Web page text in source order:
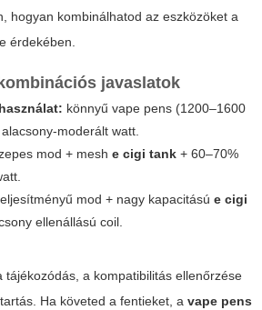
hogyan kombinálhatod az eszközöket a
érdekében.
javaslatok
könnyű vape pens (1200–1600
moderált watt.
mod + mesh e cigi tank + 60–70%
mod + nagy kapacitású e cigi
ellenállású coil.
tájékozódás, a kompatibilitás ellenőrzése
Ha követed a fentieket, a vape pens